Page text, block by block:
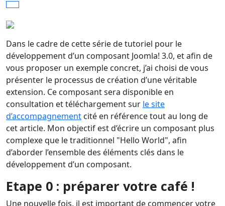
Dans le cadre de cette série de tutoriel pour le
développement d’un composant Joomla! 3.0, et afin de
vous proposer un exemple concret, j’ai choisi de vous
présenter le processus de création d’une véritable
extension. Ce composant sera disponible en
consultation et téléchargement sur le site
d’accompagnement cité en référence tout au long de
cet article. Mon objectif est d’écrire un composant plus
complexe que le traditionnel "Hello World", afin
d’aborder l’ensemble des éléments clés dans le
développement d’un composant.
Etape 0 : préparer votre café !
Une nouvelle fois, il est important de commencer votre